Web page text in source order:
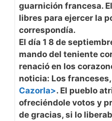
guarnición francesa.
libres para ejercer la
correspondía.
El día 1 8 de
mando del teniente
renació en los
noticia: Los
Cazorla>. El pueblo
ofreciéndole votos y
de gracias, si lo